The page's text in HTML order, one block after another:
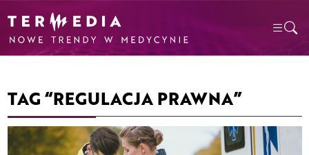
TAG “REGULACJA PRAWNA”